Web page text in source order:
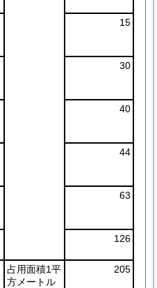
15
30
40
44
63
126
占用面積1平
方メートル
205